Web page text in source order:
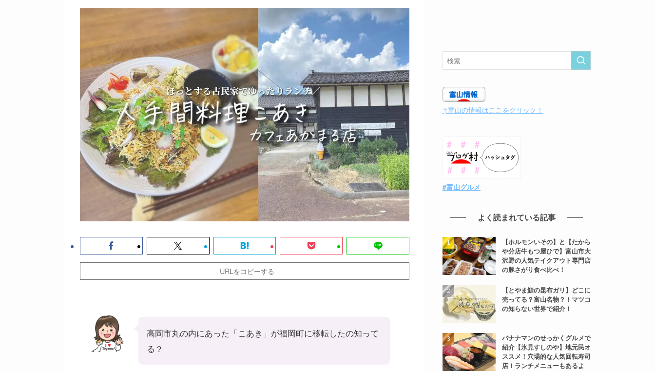
URLをコピーする
高岡市丸の内にあった「こあき」が福岡町に移転したの知って
る？
↑富山の情報はここをクリック！
#富山グルメ
よく読まれている記事
【ホルモンいその】と【たから
や分店牛もつ屋ひで】富山市大
沢野の人気テイクアウト専門店
の豚さがり食べ比べ！
【とやま鮨の昆布ガリ】どこに
売ってる？富山名物？！マツコ
の知らない世界で紹介！
バナナマンのせっかくグルメで
紹介【氷見すしのや】地元民オ
ススメ！穴場的な人気回転寿司
店！ランチメニューもあるよ